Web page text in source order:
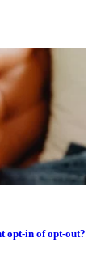
opt-in of opt-out?